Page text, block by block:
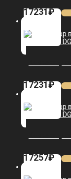
17231₽
17231₽
17257₽